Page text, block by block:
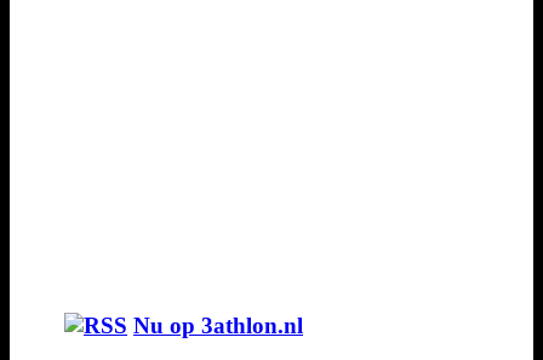
Nu op 3athlon.nl